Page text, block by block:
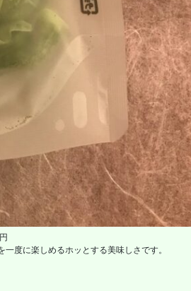
度に楽しめるホッとする美味しさです。